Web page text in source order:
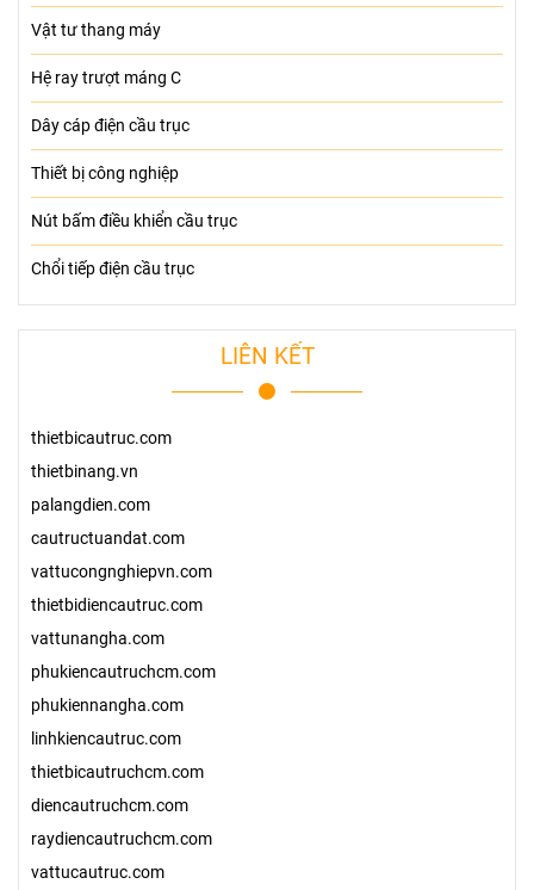
Vật tư thang máy
Hệ ray trượt máng C
Dây cáp điện cầu trục
Thiết bị công nghiệp
Nút bấm điều khiển cầu trục
Chổi tiếp điện cầu trục
LIÊN KẾT
thietbicautruc.com
thietbinang.vn
palangdien.com
cautructuandat.com
vattucongnghiepvn.com
thietbidiencautruc.com
vattunangha.com
phukiencautruchcm.com
phukiennangha.com
linhkiencautruc.com
thietbicautruchcm.com
diencautruchcm.com
raydiencautruchcm.com
vattucautruc.com